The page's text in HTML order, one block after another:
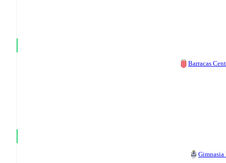
Barracas
Gimnasia